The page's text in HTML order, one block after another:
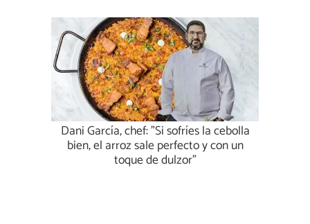
Dani García, chef: "Si sofríes la cebolla
bien, el arroz sale perfecto y con un
toque de dulzor"